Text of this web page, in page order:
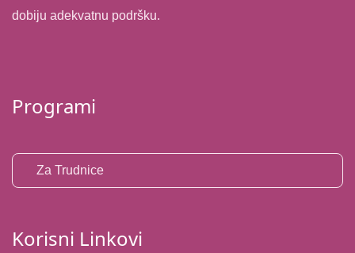
dobiju adekvatnu podršku.
Programi
Za Trudnice
Korisni Linkovi